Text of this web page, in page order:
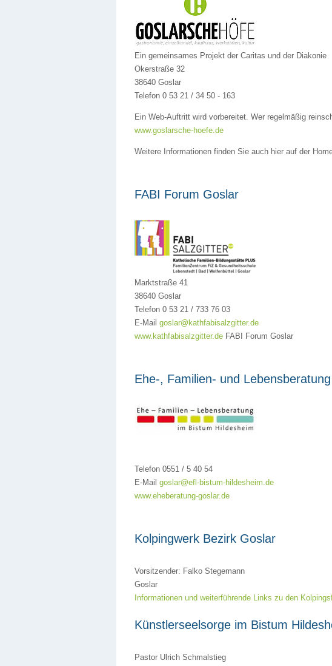
Ein gemeinsames Projekt der Caritas und der Diakonie
Okerstraße 32
38640 Goslar
Telefon 0 53 21 / 34 50 - 163
Ein Web-Auftritt wird vorbereitet. Wer regelmäßig
www.goslarsche-hoefe.de
Weitere Informationen finden Sie auch hier auf der
FABI Forum Goslar
Marktstraße 41
38640 Goslar
Telefon 0 53 21 / 733 76 03
E-Mail goslar@kathfabisalzgitter.de
www.kathfabisalzgitter.de FABI Forum Goslar
Ehe-, Familien- und
Telefon 0551 / 5 40 54
E-Mail goslar@efl-bistum-hildesheim.de
www.eheberatung-goslar.de
Kolpingwerk Bezirk Goslar
Vorsitzender: Falko Stegemann
Goslar
Informationen und weiterführende Links zu den
Künstlerseelsorge im Bistum
Pastor Ulrich Schmalstieg